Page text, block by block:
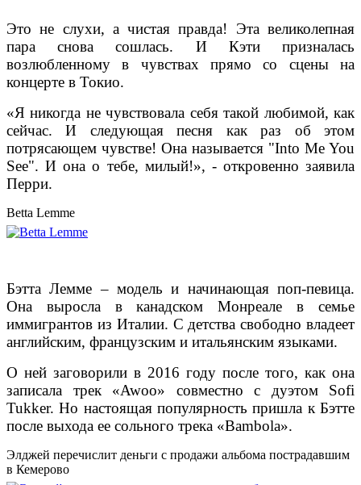
Это не слухи, а чистая правда! Эта великолепная
пара снова сошлась. И Кэти призналась
возлюбленному в чувствах прямо со сцены на
концерте в Токио.
«Я никогда не чувствовала себя такой любимой, как
сейчас. И следующая песня как раз об этом
потрясающем чувстве! Она называется "Into Me You
See". И она о тебе, милый!», - откровенно заявила
Перри.
Betta Lemme
Бэтта Лемме – модель и начинающая поп-певица.
Она выросла в канадском Монреале в семье
иммигрантов из Италии. С детства свободно владеет
английским, французским и итальянским языками.
О ней заговорили в 2016 году после того, как она
записала трек «Awoo» совместно с дуэтом Sofi
Tukker. Но настоящая популярность пришла к Бэтте
после выхода ее сольного трека «Bambola».
Элджей перечислит деньги с продажи альбома пострадавшим
в Кемерово